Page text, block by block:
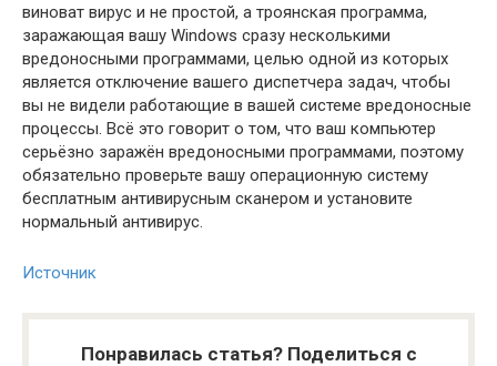
виноват вирус и не простой, а троянская программа,
заражающая вашу Windows сразу несколькими
вредоносными программами, целью одной из которых
является отключение вашего диспетчера задач, чтобы
вы не видели работающие в вашей системе вредоносные
процессы. Всё это говорит о том, что ваш компьютер
серьёзно заражён вредоносными программами, поэтому
обязательно проверьте вашу операционную систему
бесплатным антивирусным сканером и установите
нормальный антивирус.
Источник
Понравилась статья? Поделиться с